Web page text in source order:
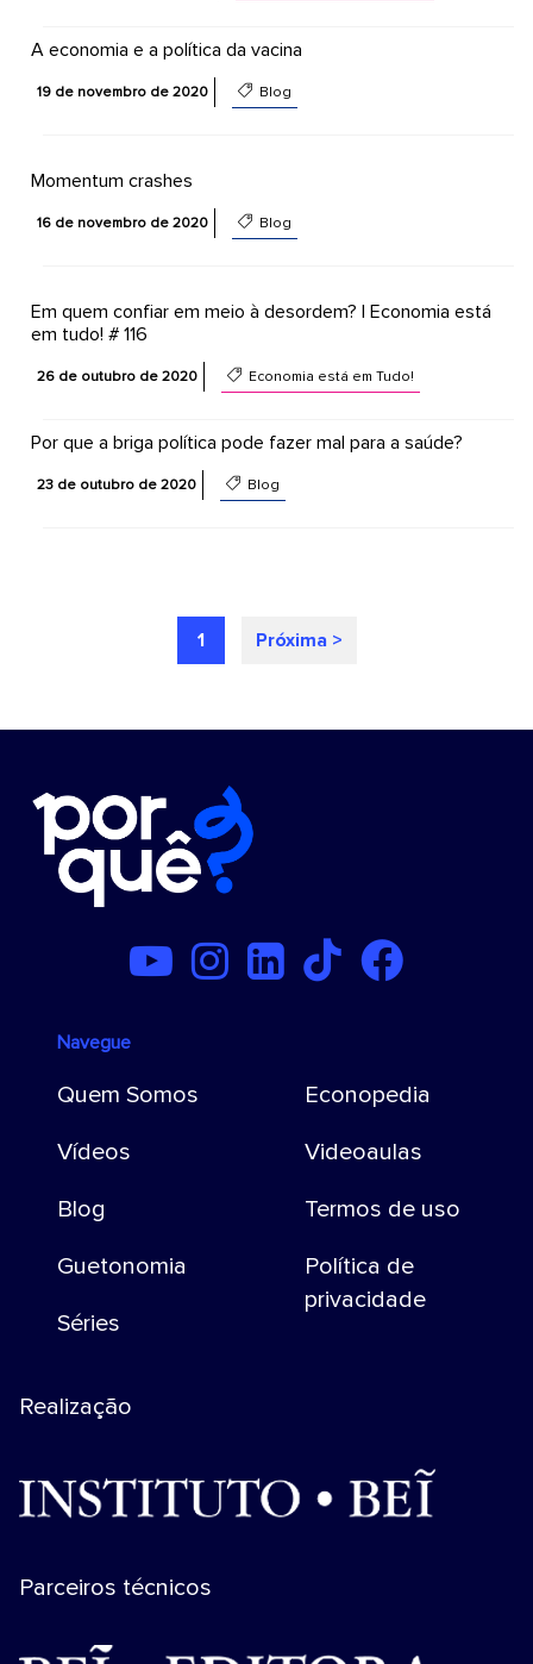
A economia e a política da vacina
19 de novembro de 2020 Blog
Momentum crashes
16 de novembro de 2020 Blog
Em quem confiar em meio à desordem? | Economia está
em tudo! # 116
26 de outubro de 2020 Economia está em Tudo!
Por que a briga política pode fazer mal para a saúde?
23 de outubro de 2020 Blog
1 Próxima >
Navegue
Quem Somos
Vídeos
Blog
Guetonomia
Séries
Econopedia
Videoaulas
Termos de uso
Política de
privacidade
Realização
Parceiros técnicos